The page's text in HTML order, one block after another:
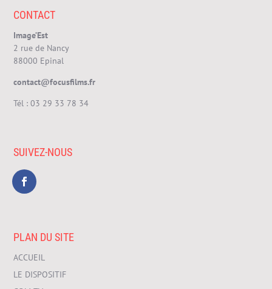
CONTACT
Image’Est
2 rue de Nancy
88000 Epinal
contact@focusfilms.fr
Tél :03 29 33 78 34
SUIVEZ-NOUS
PLAN DU SITE
ACCUEIL
LE DISPOSITIF